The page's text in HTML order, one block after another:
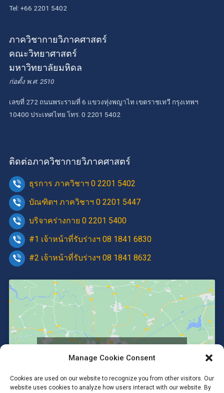
Manage Cookie Consent
Cookies are used on our website to recognize you from other visitors. Our
website uses cookies to analyze how users interact with our website. By
Tel: +66 2201 5402
ภาควิชากายวิภาคศาสตร์
คณะวิทยาศาสตร์
มหาวิทยาลัยมหิดล
ก่อตั้ง พ.ศ. 2510
เลขที่ 272 ถนนพระรามที่ 6 แขวงทุ่งพญาไท เขตราชเทวี กรุงเทพฯ
10400 ประเทศไทย โทร. 0 2201 5402
ติดต่อภาควิชากายวิภาคศาสตร์
ธุรการ ภาควิชาฯ 0 2201 5402
บัณฑิตฯ ภาควิชาฯ 0 2201 5447
บริจาคร่างกาย 0 2201 5400
#1 เจ้าหน้าที่รับร่างฯ 08 1841 6830
#2 เจ้าหน้าที่รับร่างฯ 08 1841 8632
enable this content